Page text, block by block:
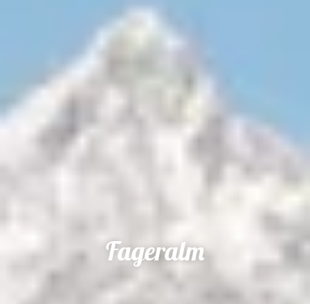
Fageralm